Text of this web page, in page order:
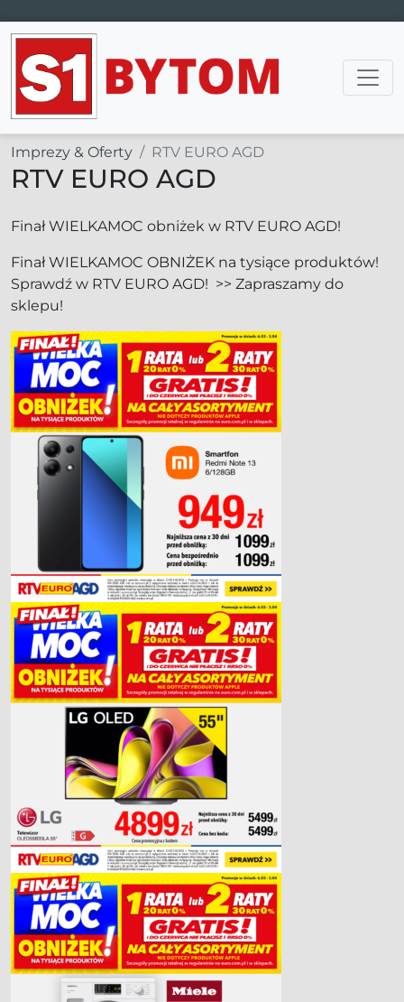
Main Navigation
Imprezy & Oferty RTV EURO AGD
RTV EURO AGD
Finał WIELKAMOC obniżek w RTV EURO AGD!
Finał WIELKAMOC OBNIŻEK na tysiące produktów!
Sprawdź w RTV EURO AGD! >> Zapraszamy do
sklepu!